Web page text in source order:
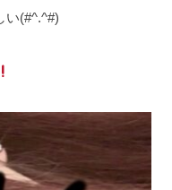
い(#^.^#)